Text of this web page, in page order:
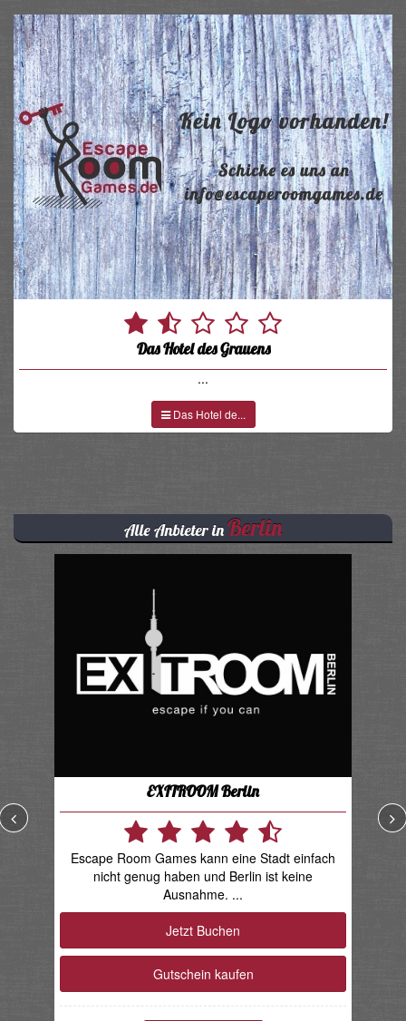
Das Hotel des Grauens
...
Das Hotel de...
Alle Anbieter inBerlin
EXITROOM Berlin
Escape Room Games kann eine Stadt einfach
nicht genug haben und Berlin ist keine
Ausnahme. ...
Jetzt Buchen
Gutschein kaufen